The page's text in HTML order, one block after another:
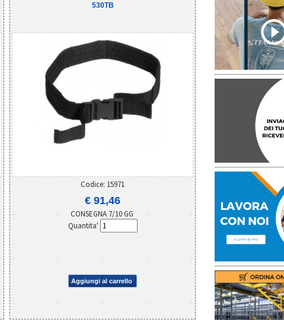
530TB
Codice: 15971
€ 91,46
CONSEGNA 7/10 GG
Quantita'
Aggiungi al carrello